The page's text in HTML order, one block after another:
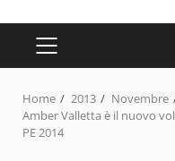
PRIMARY
MENU
Home 2013 Novembre
Amber Valletta è il nuovo
PE 2014